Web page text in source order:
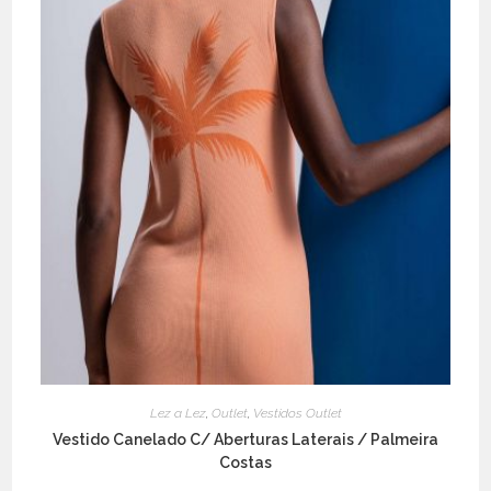
Lez a Lez, Outlet, Vestidos Outlet
Vestido Canelado C/ Aberturas Laterais / Palmeira
Costas